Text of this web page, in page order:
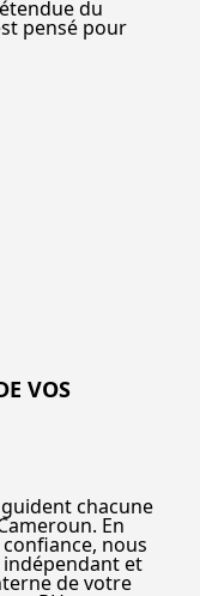
du
pensé pour
VOS
chacune
En
nous
et
de votre